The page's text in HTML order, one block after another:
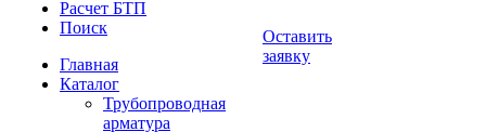
Расчет БТП
Поиск
Главная
Каталог
Трубопроводная
арматура
Оставить
заявку